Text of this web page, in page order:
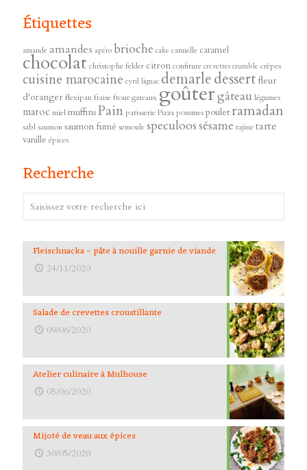
Étiquettes
amandeamandes apéro brioche cake cannelle caramel
chocolat christophe felder citronconfiture crevettes crumble crêpes
cuisine marocaine cyril lignac demarledessert fleur
d'orangerflexipanfraiseftourgateaux goûtergâteaulégumes
maroc mielmuffinsPainpatisseriePizzapommespouletramadan
sablsaumonsaumon fumé semoulespeculoossésame tajinetarte
vanille épices
Recherche
Fleischnacka – pâte à nouille garnie de viande
24/11/2020
Salade de crevettes croustillante
09/06/2020
Atelier culinaire à Mulhouse
05/06/2020
Mijoté de veau aux épices
30/05/2020